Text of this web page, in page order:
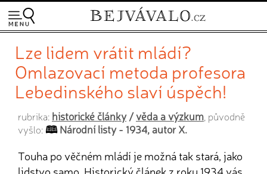
Lze lidem vrátit mládí?
Omlazovací metoda profesora
Lebedinského slaví úspěch!
rubrika: historické články/věda a výzkum , původně
vyšlo:
Národní listy - 1934, autor X.
Touha po věčném mládí je možná tak stará, jako